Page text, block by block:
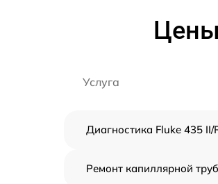
Цены
Услуга
Диагностика Fluke 435 II/
Ремонт капиллярной